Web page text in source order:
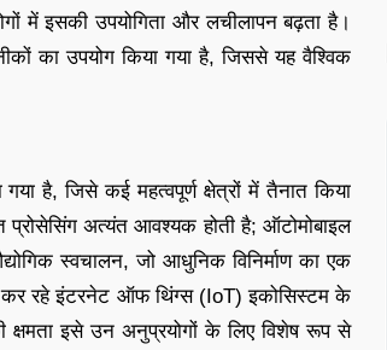
में इसकी उपयोगिता और लचीलापन बढ़ता है।
का उपयोग किया गया है, जिससे यह वैश्विक
है, जिसे कई महत्वपूर्ण क्षेत्रों में तैनात किया
अत्यंत आवश्यक होती है; ऑटोमोबाइल
स्वचालन, जो आधुनिक विनिर्माण का एक
कर रहे इंटरनेट ऑफ थिंग्स (IoT) इकोसिस्टम के
क्षमता इसे उन अनुप्रयोगों के लिए विशेष रूप से